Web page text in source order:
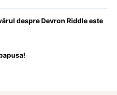
despre Devron Riddle este